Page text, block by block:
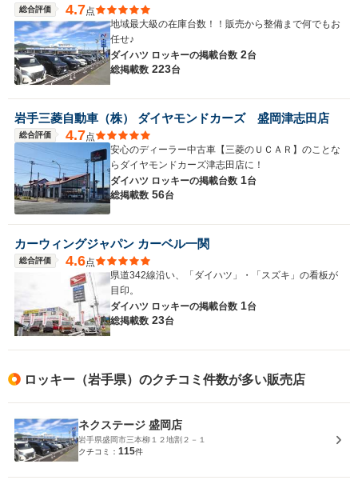
総合評価 4.7点
地域最大級の在庫台数！！販売から整備まで何でもお
任せ♪
ダイハツ ロッキーの掲載台数 2台
総掲載数 223台
岩手三菱自動車（株） ダイヤモンドカーズ 盛岡津志田店
総合評価 4.7点
安心のディーラー中古車【三菱のＵＣＡＲ】のことな
らダイヤモンドカーズ津志田店に！
ダイハツ ロッキーの掲載台数 1台
総掲載数 56台
カーウィングジャパン カーベル一関
総合評価 4.6点
県道342線沿い、「ダイハツ」・「スズキ」の看板が
目印。
ダイハツ ロッキーの掲載台数 1台
総掲載数 23台
ロッキー（岩手県）のクチコミ件数が多い販売店
ネクステージ 盛岡店
岩手県盛岡市三本柳１２地割２－１
クチコミ： 115件